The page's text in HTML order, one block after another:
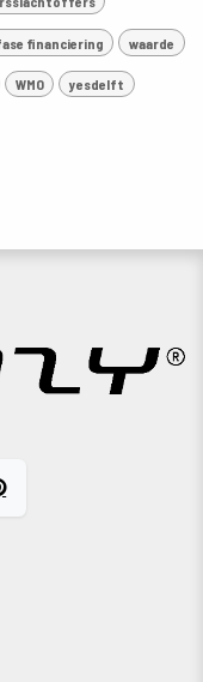
financiering waarde
WMO yesdelft